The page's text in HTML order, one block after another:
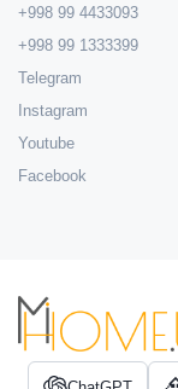
+998 99 4433093
+998 99 1333399
Telegram
Instagram
Youtube
Facebook